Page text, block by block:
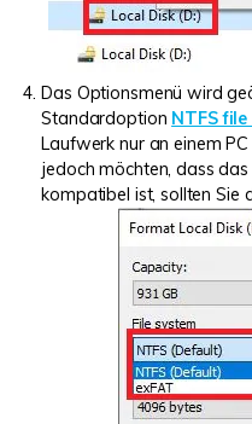
Das Optionsmenü wird
Standardoption NTFS
Laufwerk nur an einem
jedoch möchten, dass
kompatibel ist, sollten Sie